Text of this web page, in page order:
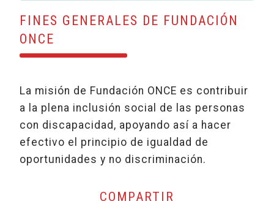
FINES GENERALES DE FUNDACIÓN
ONCE
La misión de Fundación ONCE es contribuir
a la plena inclusión social de las personas
con discapacidad, apoyando así a hacer
efectivo el principio de igualdad de
oportunidades y no discriminación.
COMPARTIR